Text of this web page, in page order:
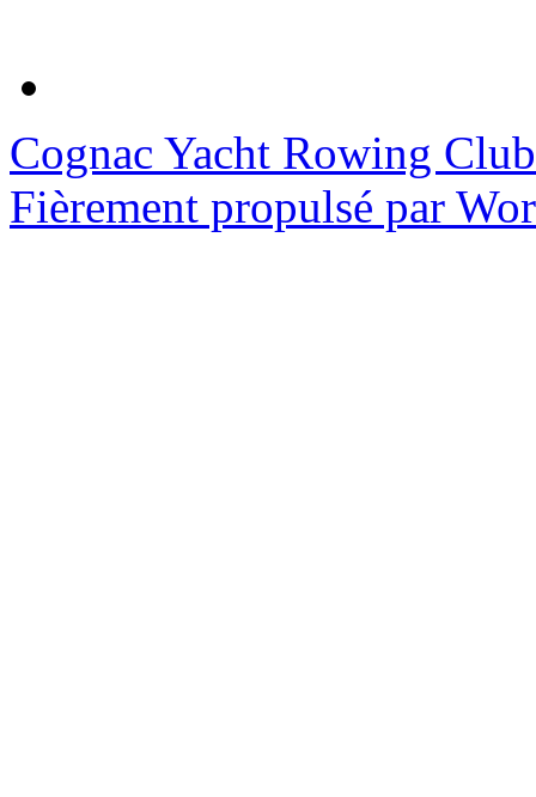
Cognac Yacht Rowing Club
Fièrement propulsé par